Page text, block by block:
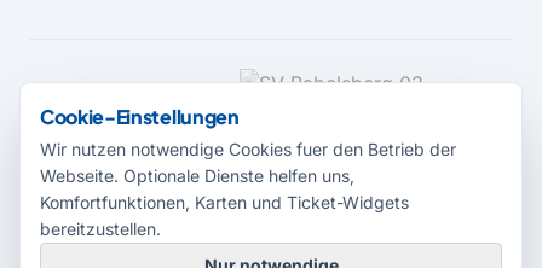
MEDIENPARTNER
Cookie-Einstellungen
Wir nutzen notwendige Cookies fuer den Betrieb der
Webseite. Optionale Dienste helfen uns,
Komfortfunktionen, Karten und Ticket-Widgets
bereitzustellen.